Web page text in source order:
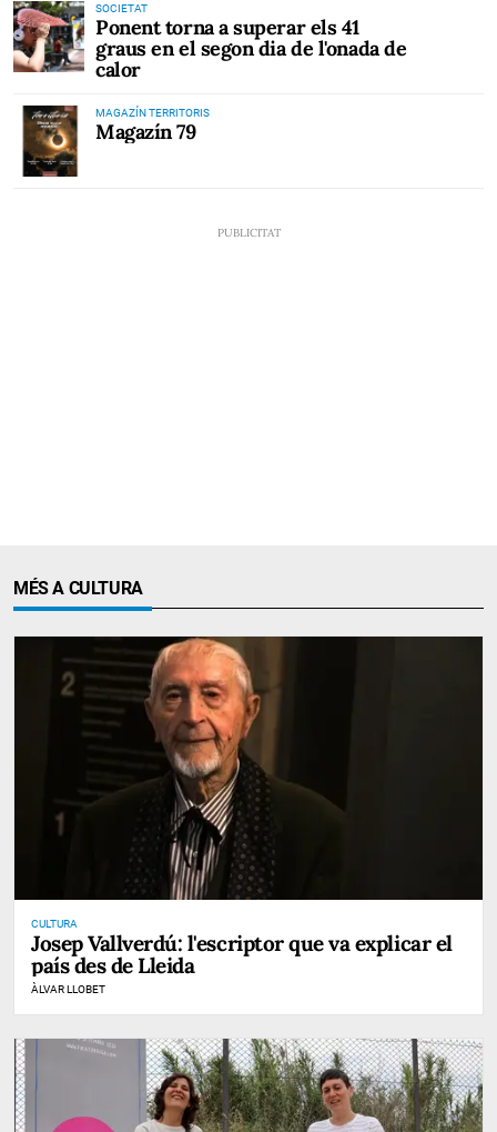
SOCIETAT
Ponent torna a superar els 41
graus en el segon dia de l'onada de
calor
MAGAZÍN TERRITORIS
Magazín 79
MÉS A CULTURA
CULTURA
Josep Vallverdú: l'escriptor que va explicar el
país des de Lleida
ÀLVAR LLOBET